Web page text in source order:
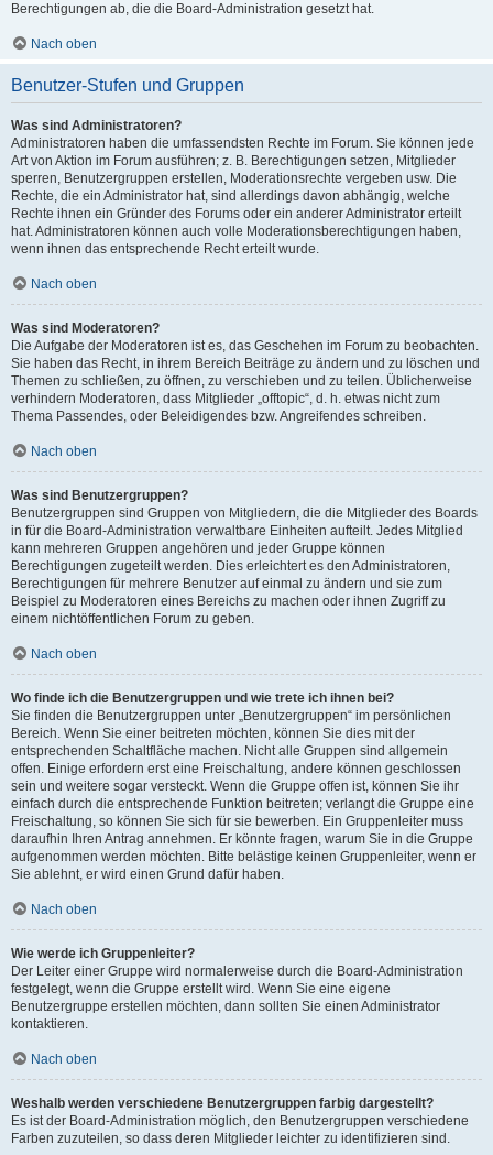
Berechtigungen ab, die die Board-Administration gesetzt hat.
Nach oben
Benutzer-Stufen und Gruppen
Was sind Administratoren?
Administratoren haben die umfassendsten Rechte im Forum. Sie können jede
Art von Aktion im Forum ausführen; z. B. Berechtigungen setzen, Mitglieder
sperren, Benutzergruppen erstellen, Moderationsrechte vergeben usw. Die
Rechte, die ein Administrator hat, sind allerdings davon abhängig, welche
Rechte ihnen ein Gründer des Forums oder ein anderer Administrator erteilt
hat. Administratoren können auch volle Moderationsberechtigungen haben,
wenn ihnen das entsprechende Recht erteilt wurde.
Nach oben
Was sind Moderatoren?
Die Aufgabe der Moderatoren ist es, das Geschehen im Forum zu beobachten.
Sie haben das Recht, in ihrem Bereich Beiträge zu ändern und zu löschen und
Themen zu schließen, zu öffnen, zu verschieben und zu teilen. Üblicherweise
verhindern Moderatoren, dass Mitglieder „offtopic“, d. h. etwas nicht zum
Thema Passendes, oder Beleidigendes bzw. Angreifendes schreiben.
Nach oben
Was sind Benutzergruppen?
Benutzergruppen sind Gruppen von Mitgliedern, die die Mitglieder des Boards
in für die Board-Administration verwaltbare Einheiten aufteilt. Jedes Mitglied
kann mehreren Gruppen angehören und jeder Gruppe können
Berechtigungen zugeteilt werden. Dies erleichtert es den Administratoren,
Berechtigungen für mehrere Benutzer auf einmal zu ändern und sie zum
Beispiel zu Moderatoren eines Bereichs zu machen oder ihnen Zugriff zu
einem nichtöffentlichen Forum zu geben.
Nach oben
Wo finde ich die Benutzergruppen und wie trete ich ihnen bei?
Sie finden die Benutzergruppen unter „Benutzergruppen“ im persönlichen
Bereich. Wenn Sie einer beitreten möchten, können Sie dies mit der
entsprechenden Schaltfläche machen. Nicht alle Gruppen sind allgemein
offen. Einige erfordern erst eine Freischaltung, andere können geschlossen
sein und weitere sogar versteckt. Wenn die Gruppe offen ist, können Sie ihr
einfach durch die entsprechende Funktion beitreten; verlangt die Gruppe eine
Freischaltung, so können Sie sich für sie bewerben. Ein Gruppenleiter muss
daraufhin Ihren Antrag annehmen. Er könnte fragen, warum Sie in die Gruppe
aufgenommen werden möchten. Bitte belästige keinen Gruppenleiter, wenn er
Sie ablehnt, er wird einen Grund dafür haben.
Nach oben
Wie werde ich Gruppenleiter?
Der Leiter einer Gruppe wird normalerweise durch die Board-Administration
festgelegt, wenn die Gruppe erstellt wird. Wenn Sie eine eigene
Benutzergruppe erstellen möchten, dann sollten Sie einen Administrator
kontaktieren.
Nach oben
Weshalb werden verschiedene Benutzergruppen farbig dargestellt?
Es ist der Board-Administration möglich, den Benutzergruppen verschiedene
Farben zuzuteilen, so dass deren Mitglieder leichter zu identifizieren sind.